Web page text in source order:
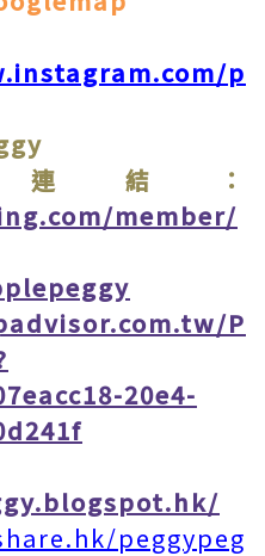
p
結：
member/
P
20e4-
peggypeg